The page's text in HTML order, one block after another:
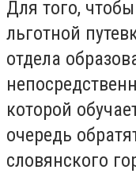
Для того,
льготной
отдела
которой
очередь
словянского